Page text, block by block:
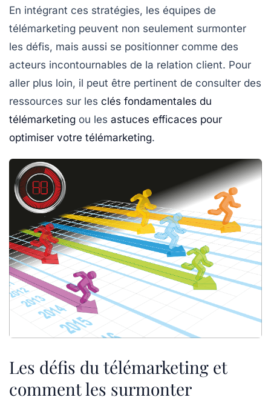
En intégrant ces stratégies, les équipes de
télémarketing peuvent non seulement surmonter
les défis, mais aussi se positionner comme des
acteurs incontournables de la relation client. Pour
aller plus loin, il peut être pertinent de consulter des
ressources sur les clés fondamentales du
télémarketing ou les astuces efficaces pour
optimiser votre télémarketing.
Les défis du télémarketing et
comment les surmonter